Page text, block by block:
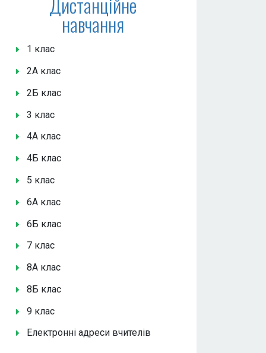
навчання
1 клас
2А клас
2Б клас
3 клас
4А клас
4Б клас
5 клас
6А клас
6Б клас
7 клас
8А клас
8Б клас
9 клас
Електронні адреси вчителів